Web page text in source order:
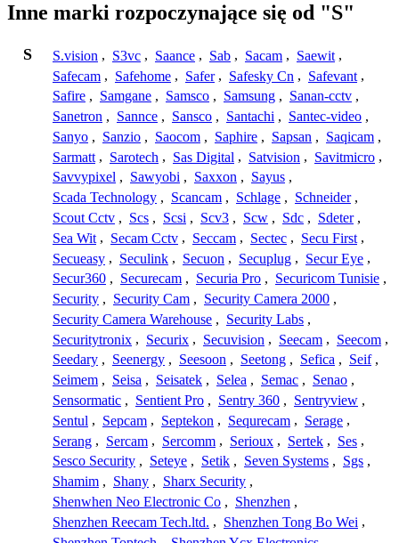
Inne marki rozpoczynające się od "S"
S S.vision , S3vc , Saance , Sab , Sacam , Saewit ,
Safecam , Safehome , Safer , Safesky Cn , Safevant ,
Safire , Samgane , Samsco , Samsung , Sanan-cctv ,
Sanetron , Sannce , Sansco , Santachi , Santec-video ,
Sanyo , Sanzio , Saocom , Saphire , Sapsan , Saqicam ,
Sarmatt , Sarotech , Sas Digital , Satvision , Savitmicro ,
Savvypixel , Sawyobi , Saxxon , Sayus ,
Scada Technology , Scancam , Schlage , Schneider ,
Scout Cctv , Scs , Scsi , Scv3 , Scw , Sdc , Sdeter ,
Sea Wit , Secam Cctv , Seccam , Sectec , Secu First ,
Secueasy , Seculink , Secuon , Secuplug , Secur Eye ,
Secur360 , Securecam , Securia Pro , Securicom Tunisie ,
Security , Security Cam , Security Camera 2000 ,
Security Camera Warehouse , Security Labs ,
Securitytronix , Securix , Secuvision , Seecam , Seecom ,
Seedary , Seenergy , Seesoon , Seetong , Sefica , Seif ,
Seimem , Seisa , Seisatek , Selea , Semac , Senao ,
Sensormatic , Sentient Pro , Sentry 360 , Sentryview ,
Sentul , Sepcam , Septekon , Sequrecam , Serage ,
Serang , Sercam , Sercomm , Serioux , Sertek , Ses ,
Sesco Security , Seteye , Setik , Seven Systems , Sgs ,
Shamim , Shany , Sharx Security ,
Shenwhen Neo Electronic Co , Shenzhen ,
Shenzhen Reecam Tech.ltd. , Shenzhen Tong Bo Wei ,